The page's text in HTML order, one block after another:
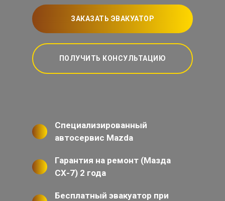
ЗАКАЗАТЬ ЭВАКУАТОР
ПОЛУЧИТЬ КОНСУЛЬТАЦИЮ
Специализированный
автосервис Mazda
Гарантия на ремонт (Мазда
СХ-7) 2 года
Бесплатный эвакуатор при